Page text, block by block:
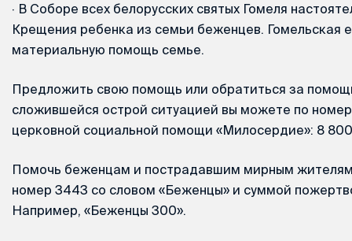
· В Соборе всех белорусских святых Гомеля
Крещения ребенка из семьи беженцев. Гомельская
материальную помощь семье.
Предложить свою помощь или обратиться за
сложившейся острой ситуацией вы можете по
церковной социальной помощи «Милосердие»: 8
Помочь беженцам и пострадавшим мирным
номер 3443 со словом «Беженцы» и суммой
Например, «Беженцы 300».